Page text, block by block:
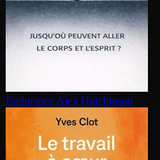
Endurance Alex Hutchinson